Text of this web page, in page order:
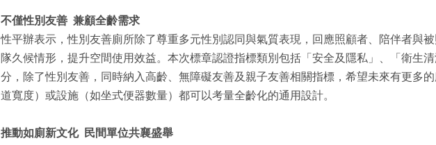
不僅性別友善 兼顧全齡需求
性平辦表示，性別友善廁所除了尊重多元性別認同與氣質表現，回應照顧者、陪伴者與
隊久候情形，提升空間使用效益。本次標章認證指標類別包括「安全及隱私」、「衛生
分，除了性別友善，同時納入高齡、無障礙友善及親子友善相關指標，希望未來有更多
道寬度）或設施（如坐式便器數量）都可以考量全齡化的通用設計。
推動如廁新文化 民間單位共襄盛舉